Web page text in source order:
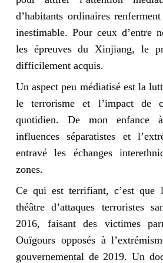
d’habitants ordinaires
inestimable. Pour ceux d’entre
les épreuves du Xinjiang, le
difficilement acquis.
Un aspect peu médiatisé est la
le terrorisme et l’impact de
quotidien. De mon enfance
influences séparatistes et
entravé les échanges
zones.
Ce qui est terrifiant, c’est
théâtre d’attaques terroristes
2016, faisant des victimes
Ouïgours opposés à
gouvernemental de 2019. Un